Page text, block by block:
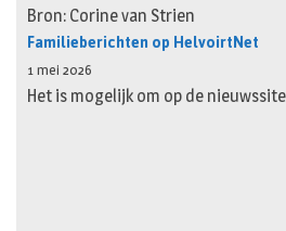
Bron: Corine van Strien
Familieberichten op HelvoirtNet
1 mei 2026
Het is mogelijk om op de